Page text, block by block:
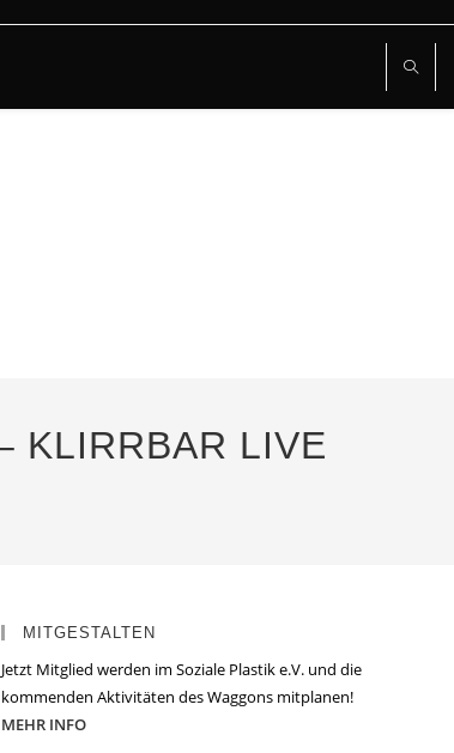
KLIRRBAR LIVE
MITGESTALTEN
Jetzt Mitglied werden im Soziale Plastik e.V. und die
kommenden Aktivitäten des Waggons mitplanen!
MEHR INFO